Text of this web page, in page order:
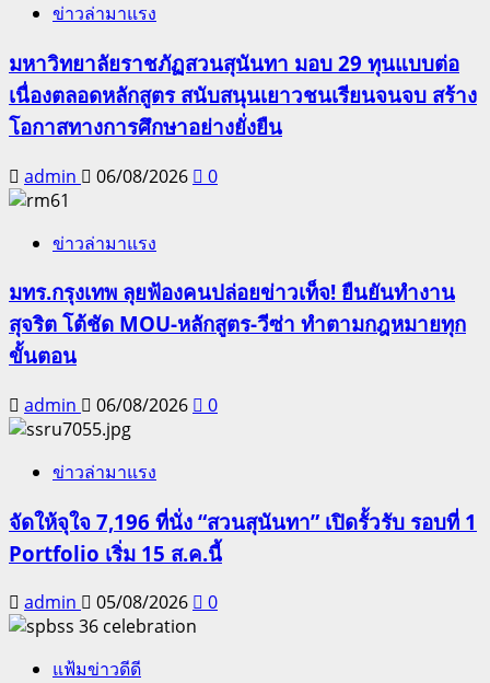
ข่าวล่ามาแรง
มหาวิทยาลัยราชภัฏสวนสุนันทา มอบ 29 ทุนแบบต่อ
เนื่องตลอดหลักสูตร สนับสนุนเยาวชนเรียนจนจบ สร้าง
โอกาสทางการศึกษาอย่างยั่งยืน
admin 06/08/2026 0
ข่าวล่ามาแรง
มทร.กรุงเทพ ลุยฟ้องคนปล่อยข่าวเท็จ! ยืนยันทำงาน
สุจริต โต้ชัด MOU-หลักสูตร-วีซ่า ทำตามกฎหมายทุก
ขั้นตอน
admin 06/08/2026 0
ข่าวล่ามาแรง
จัดให้จุใจ 7,196 ที่นั่ง “สวนสุนันทา” เปิดรั้วรับ รอบที่ 1
Portfolio เริ่ม 15 ส.ค.นี้
admin 05/08/2026 0
แฟ้มข่าวดีดี